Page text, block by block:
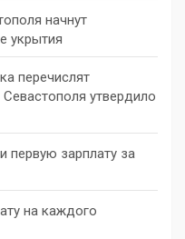
начнут
укрытия
перечислят
утвердило
первую зарплату за
на каждого